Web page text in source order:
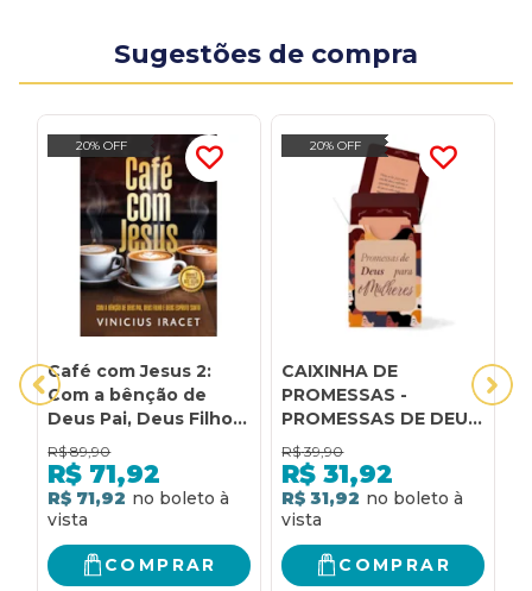
Sugestões de compra
20% OFF
Café com Jesus 2:
Com a bênção de
Deus Pai, Deus Filho e
Deus Espírito Santo
R$ 89,90
R$ 71,92
R$ 71,92
COMPRAR
20% OFF
CAIXINHA DE
PROMESSAS -
PROMESSAS DE DEUS
PARA MULHERES |
PENKAL
R$ 39,90
R$ 31,92
R$ 31,92
COMPRAR